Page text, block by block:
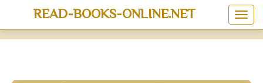
READ-BOOKS-ONLINE.NET